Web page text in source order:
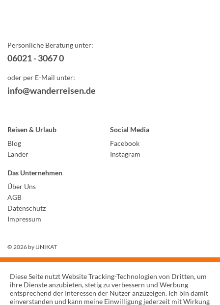
Persönliche Beratung unter:
06021 - 3067 0
oder per E-Mail unter:
info@wanderreisen.de
Reisen & Urlaub
Blog
Länder
Social Media
Facebook
Instagram
Das Unternehmen
Über Uns
AGB
Datenschutz
Impressum
© 2026 by UNIKAT
Diese Seite nutzt Website Tracking-Technologien von Dritten, um
ihre Dienste anzubieten, stetig zu verbessern und Werbung
entsprechend der Interessen der Nutzer anzuzeigen. Ich bin damit
einverstanden und kann meine Einwilligung jederzeit mit Wirkung